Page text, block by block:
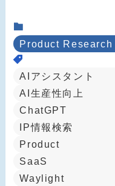
Product Research
AIアシスタント
AI生産性向上
ChatGPT
IP情報検索
Product
SaaS
Waylight